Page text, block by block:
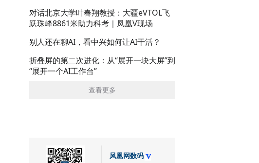
对话北京大学叶春翔教授：大疆eVTOL飞
跃珠峰8861米助力科考｜凤凰V现场
别人还在聊AI，看中兴如何让AI干活？
折叠屏的第二次进化：从“展开一块大屏”到
“展开一个AI工作台”
查看更多
凤凰网数码